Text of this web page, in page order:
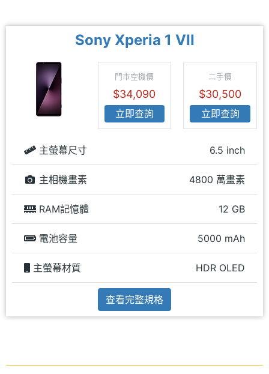
Sony Xperia 1 VII
門市空機價
$34,090
立即查詢
二手價
$30,500
立即查詢
主螢幕尺寸 6.5 inch
主相機畫素 4800 萬畫素
RAM記憶體 12 GB
電池容量 5000 mAh
主螢幕材質 HDR OLED
查看完整規格